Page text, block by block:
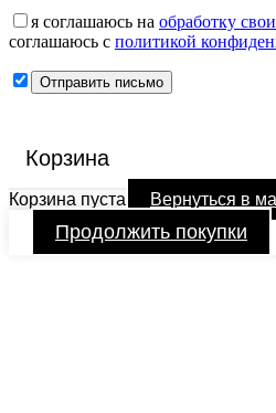
я соглашаюсь на обработку
соглашаюсь с политикой
Корзина
Корзина пуста Вернуться в
Продолжить покупки